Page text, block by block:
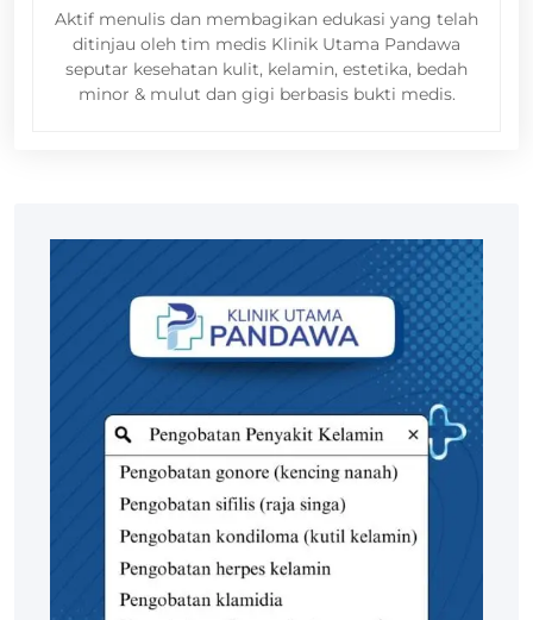
Aktif menulis dan membagikan edukasi yang telah
ditinjau oleh tim medis Klinik Utama Pandawa
seputar kesehatan kulit, kelamin, estetika, bedah
minor & mulut dan gigi berbasis bukti medis.